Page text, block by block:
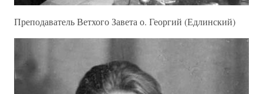
Преподаватель Ветхого Завета о. Георгий (Едлинский)